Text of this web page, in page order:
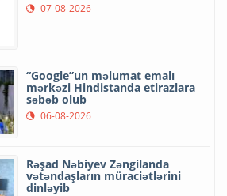
07-08-2026
“Google”un məlumat emalı
mərkəzi Hindistanda etirazlara
səbəb olub
06-08-2026
Rəşad Nəbiyev Zəngilanda
vətəndaşların müraciətlərini
dinləyib